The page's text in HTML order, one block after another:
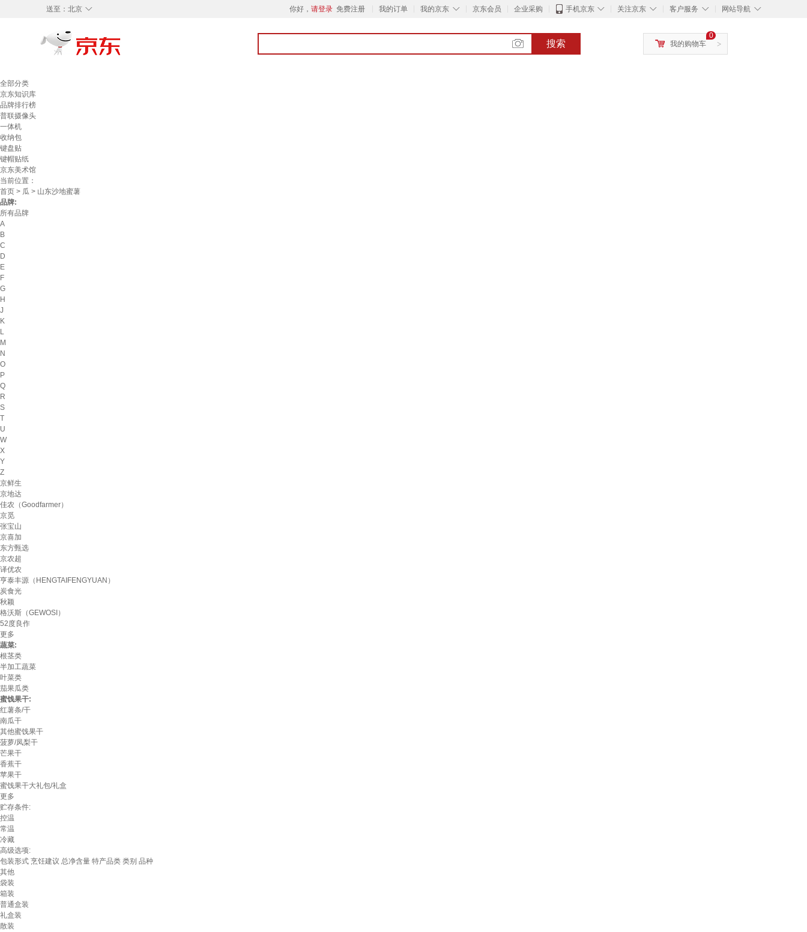
◇
送至： 北京 你好， 请登录 免费注册 我的订单 ◇
我的京东 京东会员 企业采购 ◇
手机京东 ◇
关注京东 ◇
客户服务 ◇
网站导航
搜索 >
0
我的购物车
全部分类
京东知识库
品牌排行榜
普联摄像头
一体机
收纳包
键盘贴
键帽贴纸
京东美术馆
当前位置：
首页 > 瓜 > 山东沙地蜜薯
品牌:
所有品牌
A
B
C
D
E
F
G
H
J
K
L
M
N
O
P
Q
R
S
T
U
W
X
Y
Z
京鲜生
京地达
佳农（Goodfarmer）
京觅
张宝山
京喜加
东方甄选
京农超
译优农
亨泰丰源（HENGTAIFENGYUAN）
炭食光
秋颖
格沃斯（GEWOSI）
52度良作
更多
蔬菜:
根茎类
半加工蔬菜
叶菜类
茄果瓜类
蜜饯果干:
红薯条/干
南瓜干
其他蜜饯果干
菠萝/凤梨干
芒果干
香蕉干
苹果干
蜜饯果干大礼包/礼盒
更多
贮存条件:
控温
常温
冷藏
高级选项:
包装形式 烹饪建议 总净含量 特产品类 类别 品种
其他
袋装
箱装
普通盒装
礼盒装
散装